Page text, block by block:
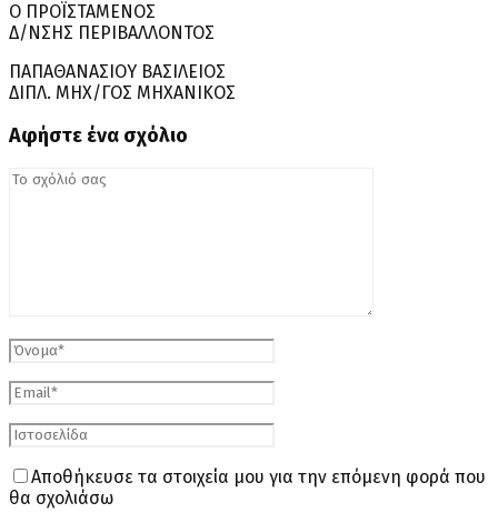
Ο ΠΡΟΪΣΤΑΜΕΝΟΣ
Δ/ΝΣΗΣ ΠΕΡΙΒΑΛΛΟΝΤΟΣ
ΠΑΠΑΘΑΝΑΣΙΟΥ ΒΑΣΙΛΕΙΟΣ
ΔΙΠΛ. ΜΗΧ/ΓΟΣ ΜΗΧΑΝΙΚΟΣ
Αφήστε ένα σχόλιο
Αποθήκευσε τα στοιχεία μου για την επόμενη φορά που
θα σχολιάσω